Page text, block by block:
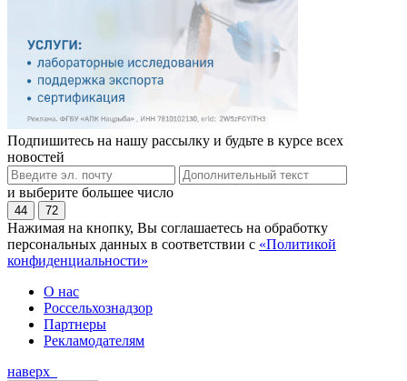
Подпишитесь на нашу рассылку и будьте в курсе всех
новостей
и выберите большее число
44 72
Нажимая на кнопку, Вы соглашаетесь на обработку
персональных данных в соответствии с «Политикой
конфиденциальности»
О нас
Россельхознадзор
Партнеры
Рекламодателям
наверх